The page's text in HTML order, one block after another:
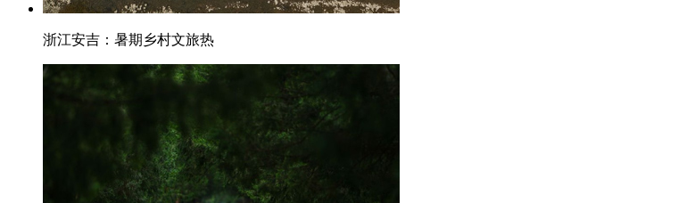
浙江安吉：暑期乡村文旅热